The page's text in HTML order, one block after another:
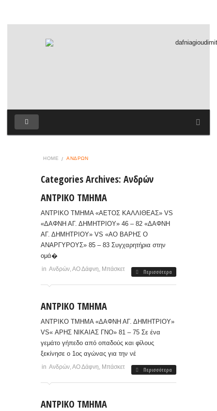
HOME ΑΝΔΡΏΝ
Categories Archives: Ανδρών
ΑΝΤΡΙΚΟ ΤΜΗΜΑ
ΑΝΤΡΙΚΟ ΤΜΗΜΑ «ΑΕΤΟΣ ΚΑΛΛΙΘΕΑΣ» VS
«ΔΑΦΝΗ ΑΓ. ΔΗΜΗΤΡΙΟΥ» 46 – 82 «ΔΑΦΝΗ
ΑΓ. ΔΗΜΗΤΡΙΟΥ» VS «ΑΟ ΒΑΡΗΣ Ο
ΑΝΑΡΓΥΡΟΥΣ» 85 – 83 Συγχαρητήρια στην
ομά�
in Ανδρών ΑΟ Δάφνη Μπάσκετ Περισσότερα
ΑΝΤΡΙΚΟ ΤΜΗΜΑ
ΑΝΤΡΙΚΟ ΤΜΗΜΑ «ΔΑΦΝΗ ΑΓ. ΔΗΜΗΤΡΙΟΥ»
VS« ΑΡΗΣ ΝΙΚΑΙΑΣ ΓΝΟ» 81 – 75 Σε ένα
γεμάτο γήπεδο από οπαδούς και φίλους
ξεκίνησε ο 1ος αγώνας για την νέ
in Ανδρών ΑΟ Δάφνη Μπάσκετ Περισσότερα
ΑΝΤΡΙΚΟ ΤΜΗΜΑ